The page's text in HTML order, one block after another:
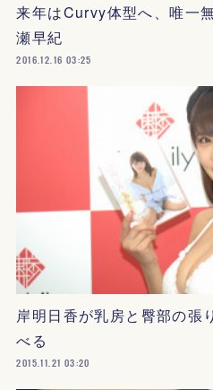
来年はCurvy体型へ、唯一
瀬早紀
2016.12.16 03:25
岸明日香が乳房と臀部の張
べる
2015.11.21 03:20